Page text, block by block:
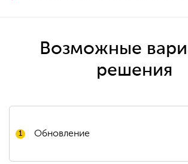
Возможные
решения
1 Обновление